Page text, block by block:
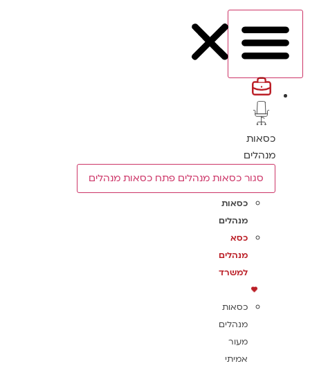
כסאות
מנהלים
סגור כסאות מנהלים פתח כסאות מנהלים
כסאות
מנהלים
כסא
מנהלים
למשרד
כסאות
מנהלים
מעור
אמיתי